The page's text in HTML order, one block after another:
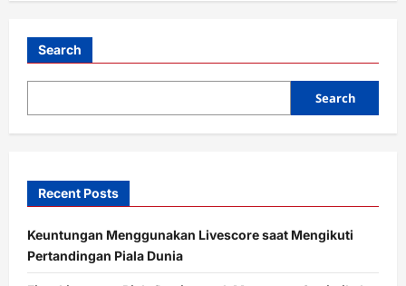
t
i
Search
Search
Recent Posts
Keuntungan Menggunakan Livescore saat Mengikuti
Pertandingan Piala Dunia